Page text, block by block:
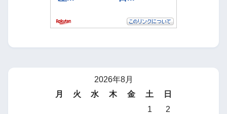
2026年8月
月
火 水 木 金 土
日
1
2